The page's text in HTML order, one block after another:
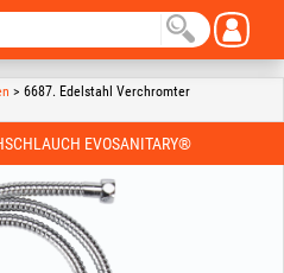
> 6687. Edelstahl Verchromter
EVOSANITARY®